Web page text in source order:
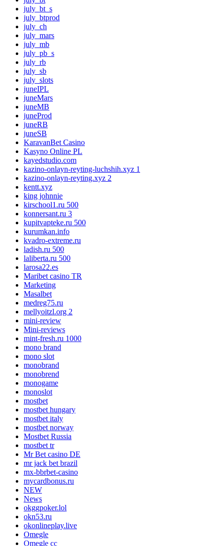
july_bt_s
july_btprod
july_ch
july_mars
july_mb
july_pb_s
july_rb
july_sb
july_slots
juneIPL
juneMars
juneMB
juneProd
juneRB
juneSB
KaravanBet Casino
Kasyno Online PL
kayedstudio.com
kazino-onlayn-reyting-luchshih.xyz 1
kazino-onlayn-reyting.xyz 2
kentt.xyz
king johnnie
kirschool1.ru 500
konnersant.ru 3
kupitvapteke.ru 500
kurumkan.info
kvadro-extreme.ru
ladish.ru 500
laliberta.ru 500
larosa22.es
Maribet casino TR
Marketing
Masalbet
medreg75.ru
mellyoitzl.org 2
mini-review
Mini-reviews
mint-fresh.ru 1000
mono brand
mono slot
monobrand
monobrend
monogame
monoslot
mostbet
mostbet hungary
mostbet italy
mostbet norway
Mostbet Russia
mostbet tr
Mr Bet casino DE
mr jack bet brazil
mx-bbrbet-casino
mycardbonus.ru
NEW
News
okggpoker.lol
okn53.ru
okonlineplay.live
Omegle
Omegle cc